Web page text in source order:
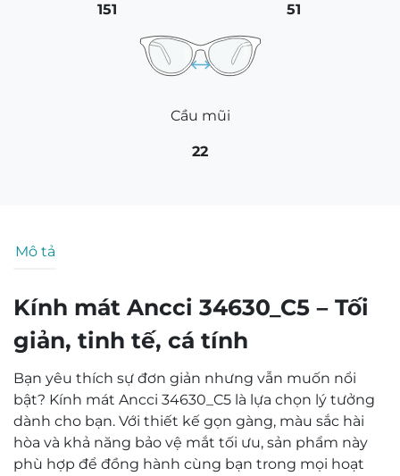
151 51
Cầu mũi
22
Mô tả
Kính mát Ancci 34630_C5 – Tối
giản, tinh tế, cá tính
Bạn yêu thích sự đơn giản nhưng vẫn muốn nổi
bật? Kính mát Ancci 34630_C5 là lựa chọn lý tưởng
dành cho bạn. Với thiết kế gọn gàng, màu sắc hài
hòa và khả năng bảo vệ mắt tối ưu, sản phẩm này
phù hợp để đồng hành cùng bạn trong mọi hoạt